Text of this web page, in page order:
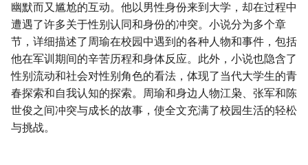
幽默而又尴尬的互动。他以男性身份来到大学，却在过程中
遭遇了许多关于性别认同和身份的冲突。小说分为多个章
节，详细描述了周瑜在校园中遇到的各种人物和事件，包括
他在军训期间的辛苦历程和身体反应。此外，小说也隐含了
性别流动和社会对性别角色的看法，体现了当代大学生的青
春探索和自我认知的探索。周瑜和身边人物江枭、张军和陈
世俊之间冲突与成长的故事，使全文充满了校园生活的轻松
与挑战。